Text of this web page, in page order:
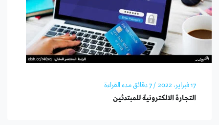
17 فبراير، 2022 / 7 دقائق مده القراءة
التجارة الالكترونية للمبتدئين